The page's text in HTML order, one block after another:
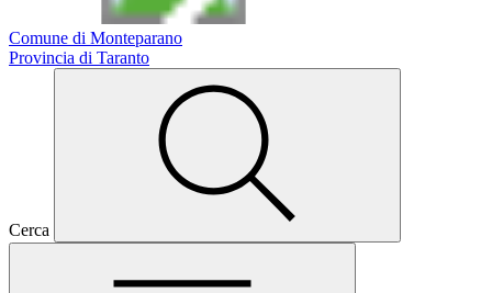
Comune di Monteparano
Provincia di Taranto
Cerca